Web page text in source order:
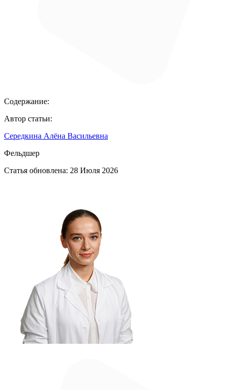
Содержание:
Автор статьи:
Середкина Алёна Васильевна
Фельдшер
Статья обновлена: 28 Июля 2026